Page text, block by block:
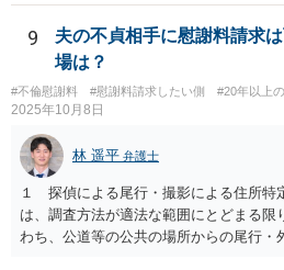
なら、慰謝料代わりに不動産全部もらう
姻費用は慰謝料とは別だと思うのです
とどうなんでしょうか？アドバイスお
いては、おっしゃる通り別です。 なの
２００万円と考えるにしても、 婚姻費用
いです。 その上で、このまま離婚に応
円なら、５年と少し婚姻費用を貰い続け
万円になりますので、早めに近所の弁護
てアドバイスを受けてみましょう。
9
夫の不貞相手に慰謝料請求
場は？
#不倫慰謝料 #慰謝料請求したい側 #20年以上
2025年10月8日
林 遥平 弁護士
１ 探偵による尾行・撮影による住所特
は、調査方法が適法な範囲にとどまる限
わち、公道等の公共の場所からの尾行・